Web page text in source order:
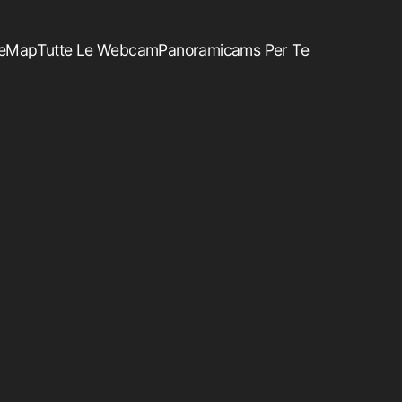
MapTutte Le WebcamPanoramicams Per Te